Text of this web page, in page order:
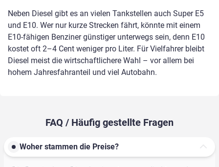
Neben Diesel gibt es an vielen Tankstellen auch Super E5
und E10. Wer nur kurze Strecken fährt, könnte mit einem
E10-fähigen Benziner günstiger unterwegs sein, denn E10
kostet oft 2–4 Cent weniger pro Liter. Für Vielfahrer bleibt
Diesel meist die wirtschaftlichere Wahl – vor allem bei
hohem Jahresfahranteil und viel Autobahn.
FAQ / Häufig gestellte Fragen
Woher stammen die Preise?